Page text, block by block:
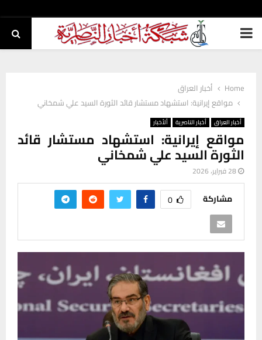
PRIMARY
Home
أخبار العراق
مواقع إيرانية: استشهاد مستشار قائد الثورة السيد علي شمخاني
أخبار العراق أخبار الناصرية ألأخبار
مواقع إيرانية: استشهاد مستشار قائد
الثورة السيد علي شمخاني
28 فبراير، 2026
مشاركة 0